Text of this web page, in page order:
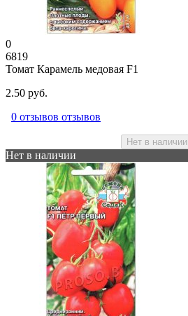
0
6819
Томат Карамель медовая F1
2.50 руб.
0 отзывов отзывов
Нет в наличии
Нет в наличии